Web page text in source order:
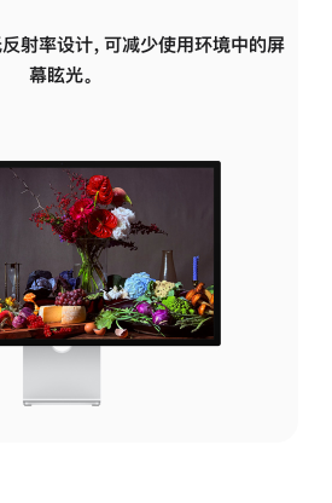
射率设计，可减少使用环境中的屏
幕眩光。